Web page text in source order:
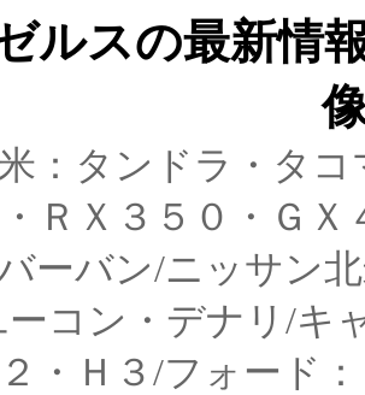
ルスの最新
：タンドラ・タ
ＲＸ３５０・Ｇ
ーバン/ニッサン
ーコン・デナリ/キ
・Ｈ３/フォード